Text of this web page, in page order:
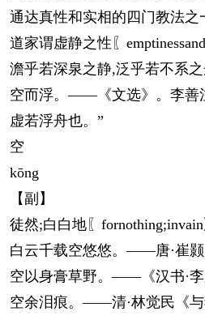
通达真性和实相的四门教法之
道家谓虚静之性〖
澹乎若深泉之静,泛乎若不系
空而浮。——《文选》。李善
虚若浮舟也。”
空
kōng
【副】
徒然;白白地〖fornothing;invain
白云千载空悠悠。——唐·崔颢
空以身膏草野。——《汉书·李
空余泪痕。——清·林觉民《与